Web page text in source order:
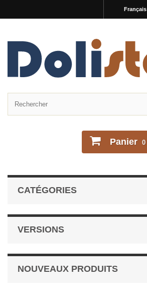
Français
Panier 0
CATÉGORIES
VERSIONS
NOUVEAUX PRODUITS